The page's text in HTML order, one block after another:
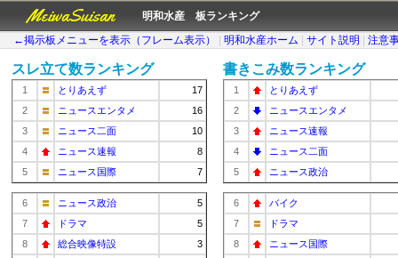
MeiwaSuisan
明和水産 板ランキング
←掲示板メニューを表示（フレーム表示）
明和水産ホーム サイト説明 注意
スレ立て数ランキング
1 とりあえず
17
2
ニュースエンタメ
16
3
ニュース二面
10
4
ニュース速報
8
5
ニュース国際 7
6 ニュース政治
5
7
ドラマ
5
8
総合映像特設
3
書きこみ数ランキング
1
とりあえず
2
ニュースエンタメ
3
ニュース速報
4
ニュース二面
5
ニュース政治
6
バイク
7
ドラマ
8
ニュース国際